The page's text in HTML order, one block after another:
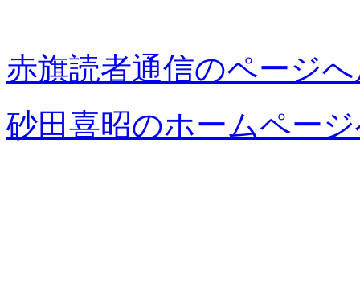
赤旗読者通信のページ
砂田喜昭のホームペー